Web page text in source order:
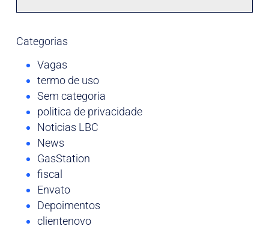
Categorias
Vagas
termo de uso
Sem categoria
politica de privacidade
Noticias LBC
News
GasStation
fiscal
Envato
Depoimentos
clientenovo